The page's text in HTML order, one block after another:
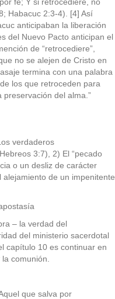
Habacuc 2:3-4). [4] Así
anticipaban la liberación
del Nuevo Pacto anticipan el
de “retrocediere”,
no se alejen de Cristo en
termina con una palabra
los que retroceden para
del alma.”
verdaderos
3:7), 2) El “pecado
o un desliz de carácter
alejamiento de un impenitente
– la verdad del
del ministerio sacerdotal
capítulo 10 es continuar en
comunión.
que salva por